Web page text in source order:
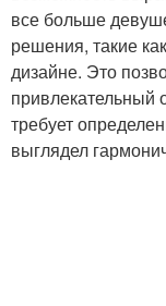
все больше
решения, такие
дизайне. Это
привлекательный
требует
выглядел